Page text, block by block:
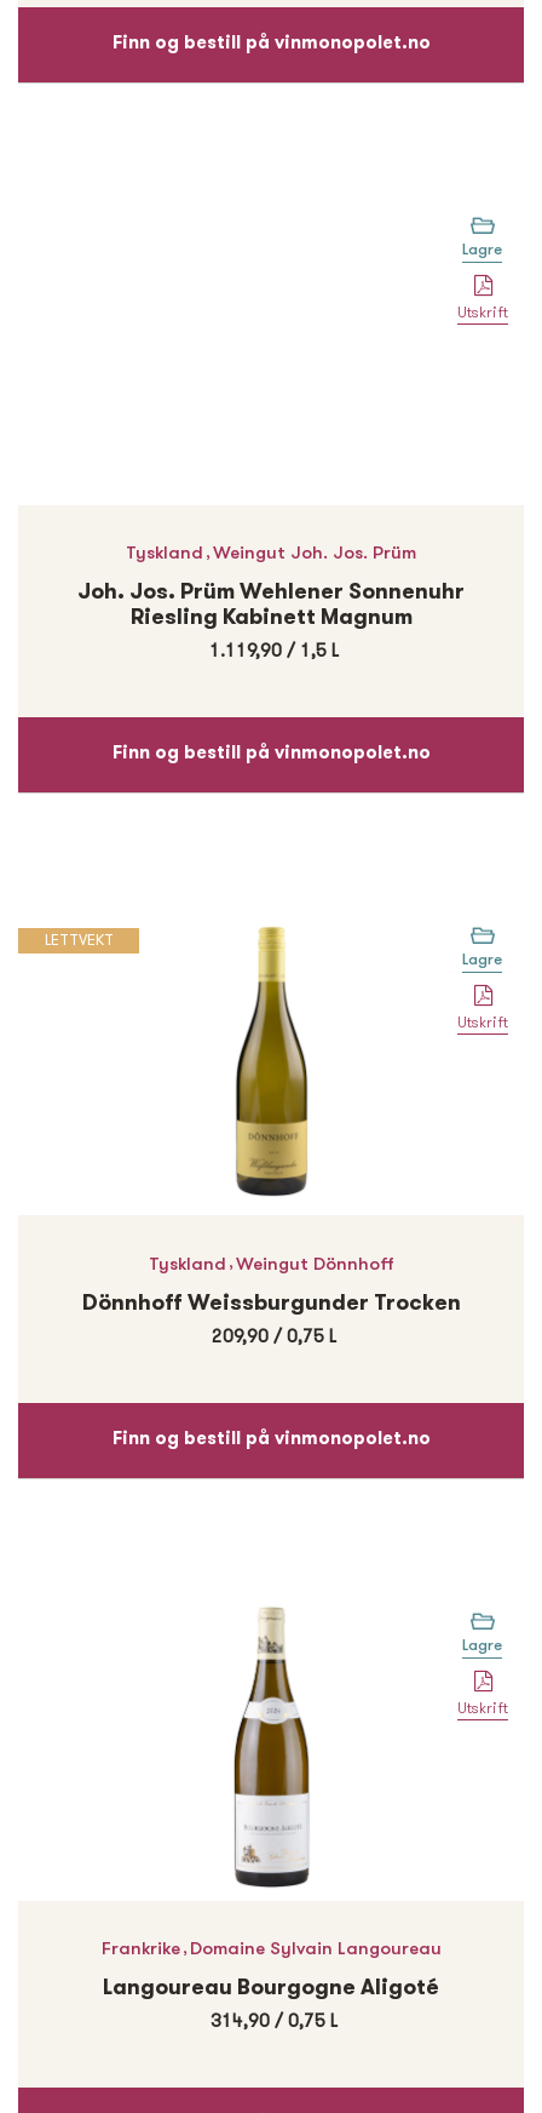
Finn og bestill på vinmonopolet.no
Utskrift
Tyskland ,Weingut Joh. Jos. Prüm
Finn og bestill på vinmonopolet.no
Joh. Jos. Prüm Wehlener Sonnenuhr
Riesling Kabinett Magnum
1.119,90 / 1,5 L
Lagre
Utskrift
LETTVEKT
Tyskland ,Weingut Dönnhoff
Finn og bestill på vinmonopolet.no
Dönnhoff Weissburgunder Trocken
209,90 / 0,75 L
Lagre
Utskrift
Frankrike, Domaine Sylvain Langoureau
Langoureau Bourgogne Aligoté
314,90 / 0,75 L
Lagre